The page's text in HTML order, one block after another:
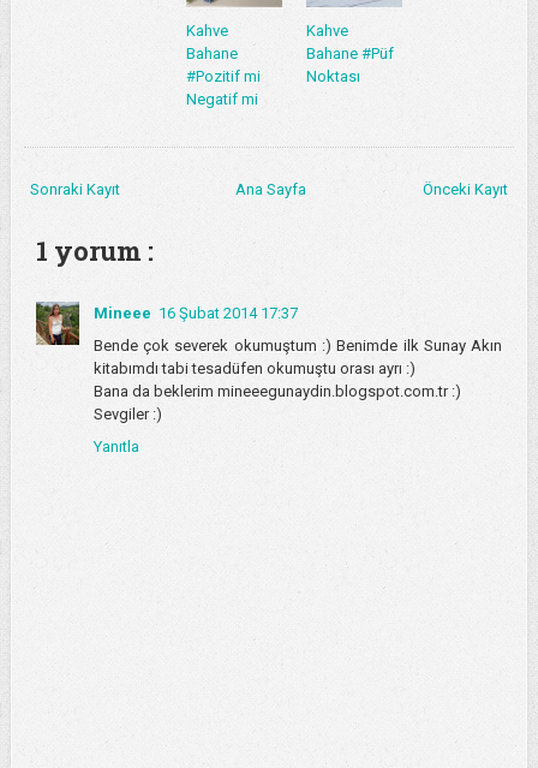
Kahve
Bahane
#Pozitif mi
Negatif mi
Kahve
Bahane #Püf
Noktası
Sonraki Kayıt Önceki Kayıt
Ana Sayfa
1 yorum :
Mineee 16 Şubat 2014 17:37
Bende çok severek okumuştum :) Benimde ilk Sunay Akın
kitabımdı tabi tesadüfen okumuştu orası ayrı :)
Bana da beklerim mineeegunaydin.blogspot.com.tr :)
Sevgiler :)
Yanıtla